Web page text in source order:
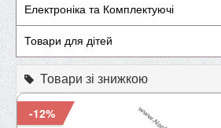
Електроніка та Комплектуючі
Товари для дітей
Товари зі знижкою
-12%